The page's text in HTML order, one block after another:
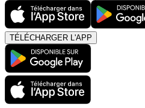
TÉLÉCHARGER L'APP